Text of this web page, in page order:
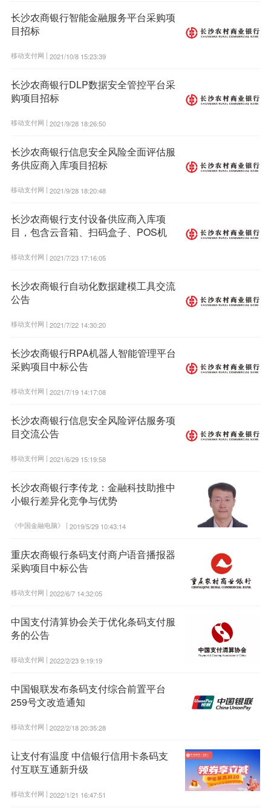
长沙农商银行智能金融服务平台采购项
目招标
移动支付网 | 2021/10/8 15:23:39
长沙农商银行DLP数据安全管控平台采
购项目招标
移动支付网 | 2021/9/28 18:26:50
长沙农商银行信息安全风险全面评估服
务供应商入库项目招标
移动支付网 | 2021/9/28 18:20:48
长沙农商银行支付设备供应商入库项
目，包含云音箱、扫码盒子、POS机
移动支付网 | 2021/7/23 17:16:05
长沙农商银行自动化数据建模工具交流
公告
移动支付网 | 2021/7/22 14:30:20
长沙农商银行RPA机器人智能管理平台
采购项目中标公告
移动支付网 | 2021/7/19 14:17:08
长沙农商银行信息安全风险评估服务项
目交流公告
移动支付网 | 2021/6/29 15:19:58
长沙农商银行李传龙：金融科技助推中
小银行差异化竞争与优势
《中国金融电脑》 | 2019/5/29 10:43:14
重庆农商银行条码支付商户语音播报器
采购项目中标公告
移动支付网 | 2022/6/7 14:32:05
中国支付清算协会关于优化条码支付服
务的公告
移动支付网 | 2022/2/23 9:19:19
中国银联发布条码支付综合前置平台
259号文改造通知
移动支付网 | 2022/2/18 20:35:28
让支付有温度 中信银行信用卡条码支
付互联互通新升级
移动支付网 | 2022/1/21 16:47:51